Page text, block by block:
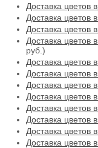
Доставка цветов
Доставка цветов
Доставка цветов
Доставка цветов
руб.)
Доставка цветов
Доставка цветов
Доставка цветов
Доставка цветов
Доставка цветов
Доставка цветов
Доставка цветов
Доставка цветов